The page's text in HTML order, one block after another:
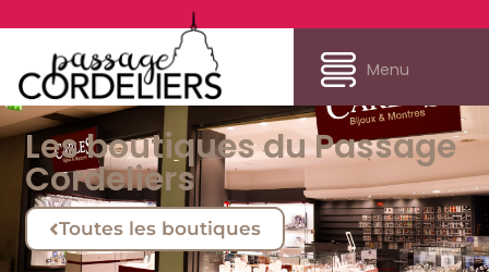
Menu
Les boutiques du Passage
Cordeliers
Toutes les boutiques